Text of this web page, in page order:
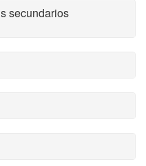
secundarios